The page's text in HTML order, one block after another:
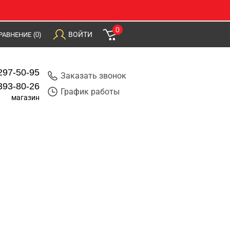
(0) ВОЙТИ
0
50-95
80-26
магазин
Заказать звонок
График работы